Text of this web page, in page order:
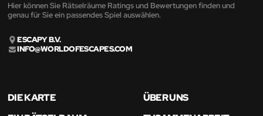
Hier können Sie Rätselräume Ratings und Bewertungen finden und
genau für Sie ein passendes Spiel auswählen.
ESCAPY B.V.
INFO@WORLDOFESCAPES.COM
DIE KARTE
ÜBER UNS